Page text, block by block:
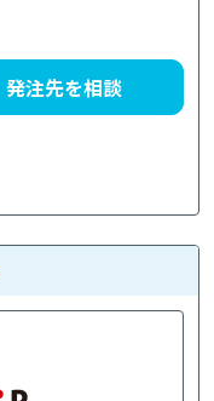
発注先を相談